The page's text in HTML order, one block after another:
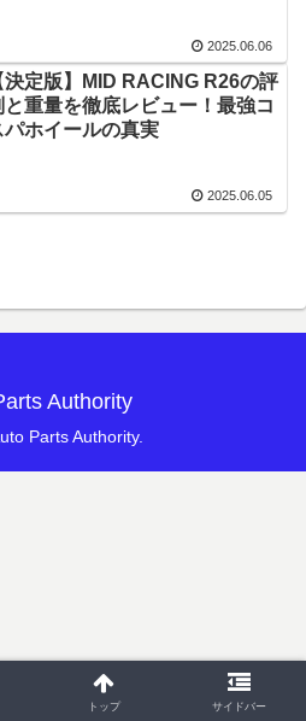
2025.06.06
決定版】MID RACING R26の評
と重量を徹底レビュー！最強コ
パホイールの真実
2025.06.05
Authority
Parts Authority.
トップ サイドバー